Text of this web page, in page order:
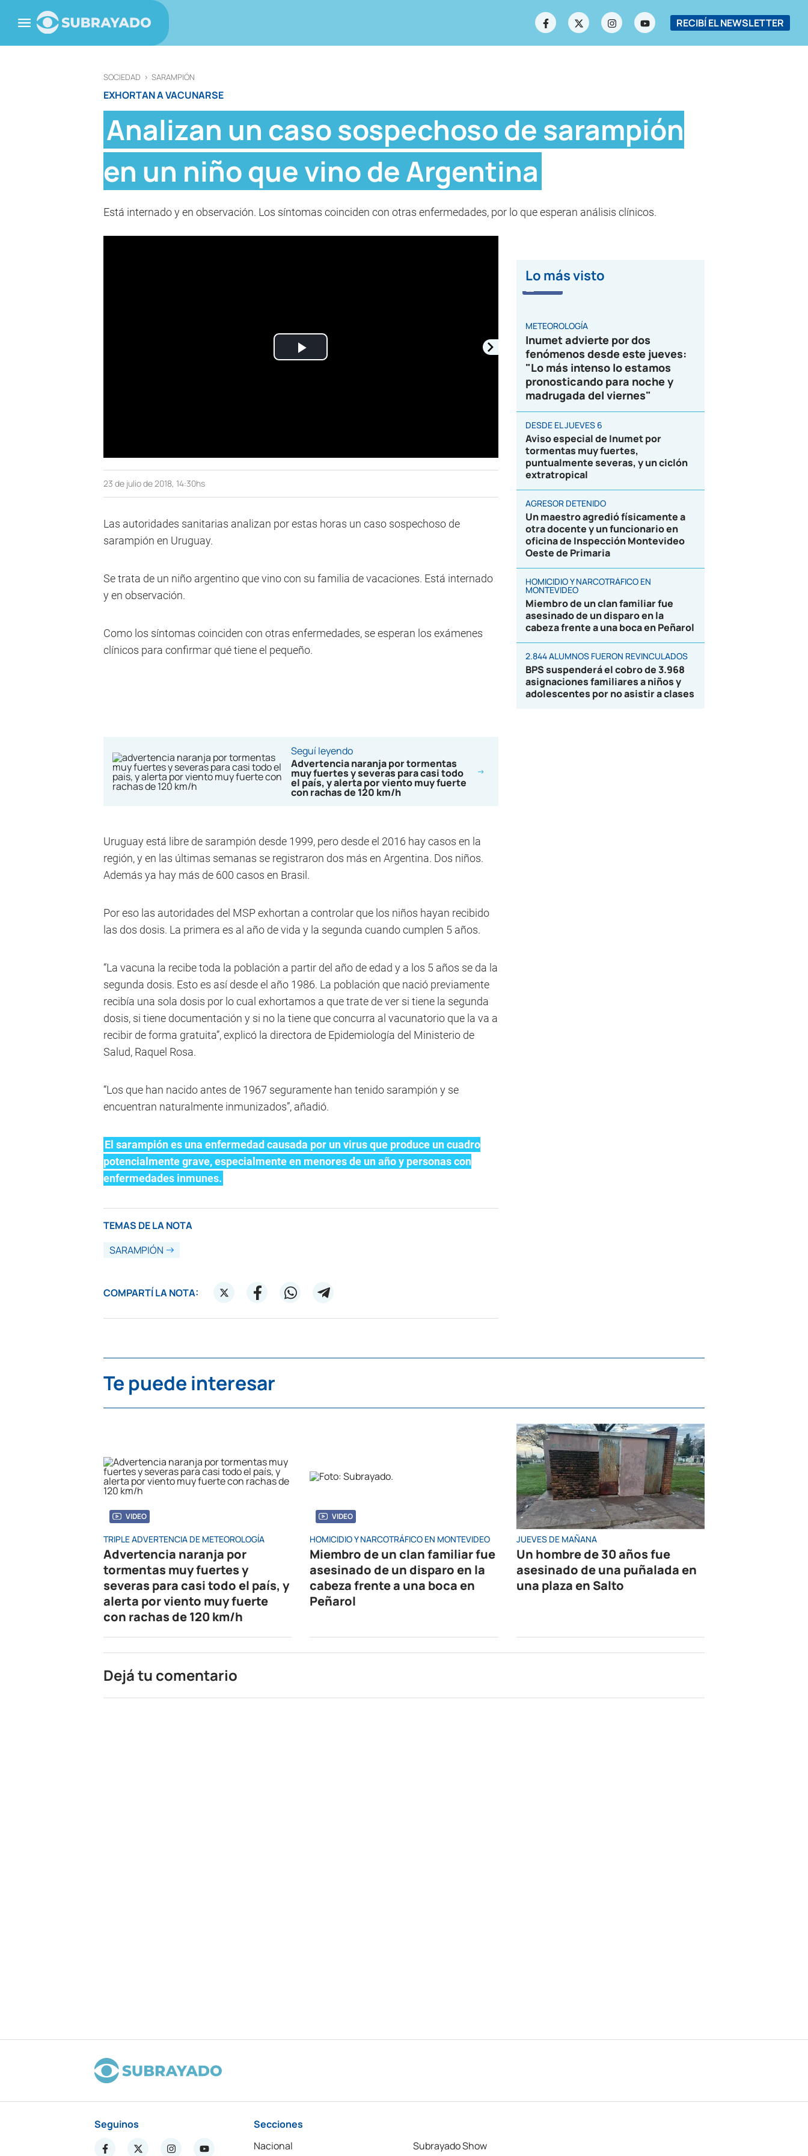
RECIBÍ EL NEWSLETTER
SOCIEDAD > SARAMPIÓN
EXHORTAN A VACUNARSE
Analizan un caso sospechoso de sarampión
en un niño que vino de Argentina
Está internado y en observación. Los síntomas coinciden con otras enfermedades, por lo que esperan análisis clínicos.
Play
23 de julio de 2018, 14:30hs
Las autoridades sanitarias analizan por estas horas un caso sospechoso de
sarampión en Uruguay.
Se trata de un niño argentino que vino con su familia de vacaciones. Está internado
y en observación.
Como los síntomas coinciden con otras enfermedades, se esperan los exámenes
clínicos para confirmar qué tiene el pequeño.
Seguí leyendo
Advertencia naranja por tormentas
muy fuertes y severas para casi todo
el país, y alerta por viento muy fuerte
con rachas de 120 km/h
Uruguay está libre de sarampión desde 1999, pero desde el 2016 hay casos en la
región, y en las últimas semanas se registraron dos más en Argentina. Dos niños.
Además ya hay más de 600 casos en Brasil.
Por eso las autoridades del MSP exhortan a controlar que los niños hayan recibido
las dos dosis. La primera es al año de vida y la segunda cuando cumplen 5 años.
“La vacuna la recibe toda la población a partir del año de edad y a los 5 años se da la
segunda dosis. Esto es así desde el año 1986. La población que nació previamente
recibía una sola dosis por lo cual exhortamos a que trate de ver si tiene la segunda
dosis, si tiene documentación y si no la tiene que concurra al vacunatorio que la va a
recibir de forma gratuita”, explicó la directora de Epidemiología del Ministerio de
Salud, Raquel Rosa.
“Los que han nacido antes de 1967 seguramente han tenido sarampión y se
encuentran naturalmente inmunizados”, añadió.
El sarampión es una enfermedad causada por un virus que produce un cuadro
potencialmente grave, especialmente en menores de un año y personas con
enfermedades inmunes.
TEMAS DE LA NOTA
SARAMPIÓN
COMPARTÍ LA NOTA:
Lo más visto
METEOROLOGÍA
Inumet advierte por dos
fenómenos desde este jueves:
"Lo más intenso lo estamos
pronosticando para noche y
madrugada del viernes"
DESDE EL JUEVES 6
Aviso especial de Inumet por
tormentas muy fuertes,
puntualmente severas, y un ciclón
extratropical
AGRESOR DETENIDO
Un maestro agredió físicamente a
otra docente y un funcionario en
oficina de Inspección Montevideo
Oeste de Primaria
HOMICIDIO Y NARCOTRÁFICO EN
MONTEVIDEO
Miembro de un clan familiar fue
asesinado de un disparo en la
cabeza frente a una boca en Peñarol
2.844 ALUMNOS FUERON REVINCULADOS
BPS suspenderá el cobro de 3.968
asignaciones familiares a niños y
adolescentes por no asistir a clases
Te puede interesar
VIDEO
TRIPLE ADVERTENCIA DE METEOROLOGÍA
Advertencia naranja por
tormentas muy fuertes y
severas para casi todo el país, y
alerta por viento muy fuerte
con rachas de 120 km/h
VIDEO
HOMICIDIO Y NARCOTRÁFICO EN MONTEVIDEO
Miembro de un clan familiar fue
asesinado de un disparo en la
cabeza frente a una boca en
Peñarol
JUEVES DE MAÑANA
Un hombre de 30 años fue
asesinado de una puñalada en
una plaza en Salto
Dejá tu comentario
Seguinos
Secciones
Nacional
Subrayado Show